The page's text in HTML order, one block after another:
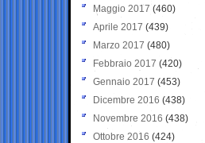
Maggio 2017 (460)
Aprile 2017 (439)
Marzo 2017 (480)
Febbraio 2017 (420)
Gennaio 2017 (453)
Dicembre 2016 (438)
Novembre 2016 (438)
Ottobre 2016 (424)